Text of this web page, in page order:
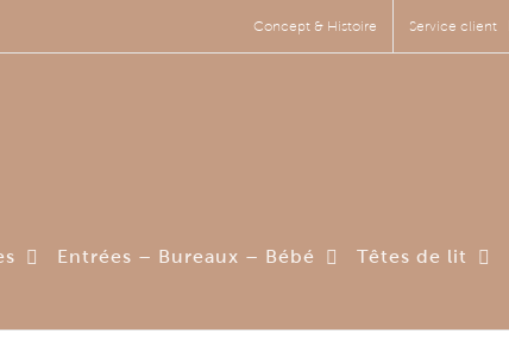
Concept & Histoire Service client
Entrées – Bureaux – Bébé Têtes de lit